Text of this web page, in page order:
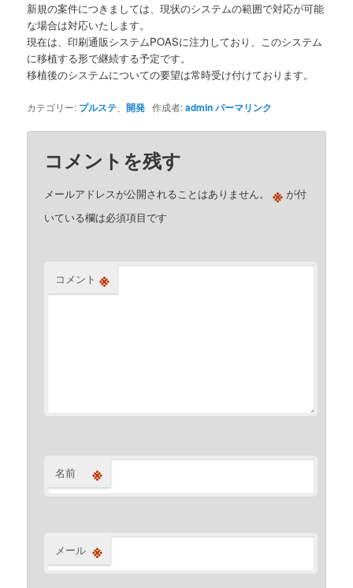
新規の案件につきましては、現状のシステムの範囲で対応が可能
な場合は対応いたします。
現在は、印刷通販システムPOASに注力しており、このシステム
に移植する形で継続する予定です。
移植後のシステムについての要望は常時受け付けております。
カテゴリー: プルステ 、開発 作成者:adminパーマリンク
コメントを残す
メールアドレスが公開されることはありません。 ※ が付
いている欄は必須項目です
コメント ※
名前 ※
メール ※